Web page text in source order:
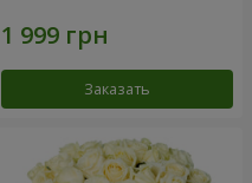
Заказать